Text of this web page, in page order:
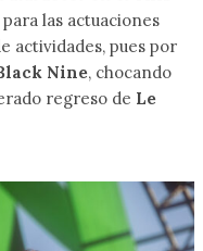
las actuaciones
actividades, pues por
Nine, chocando
regreso de Le